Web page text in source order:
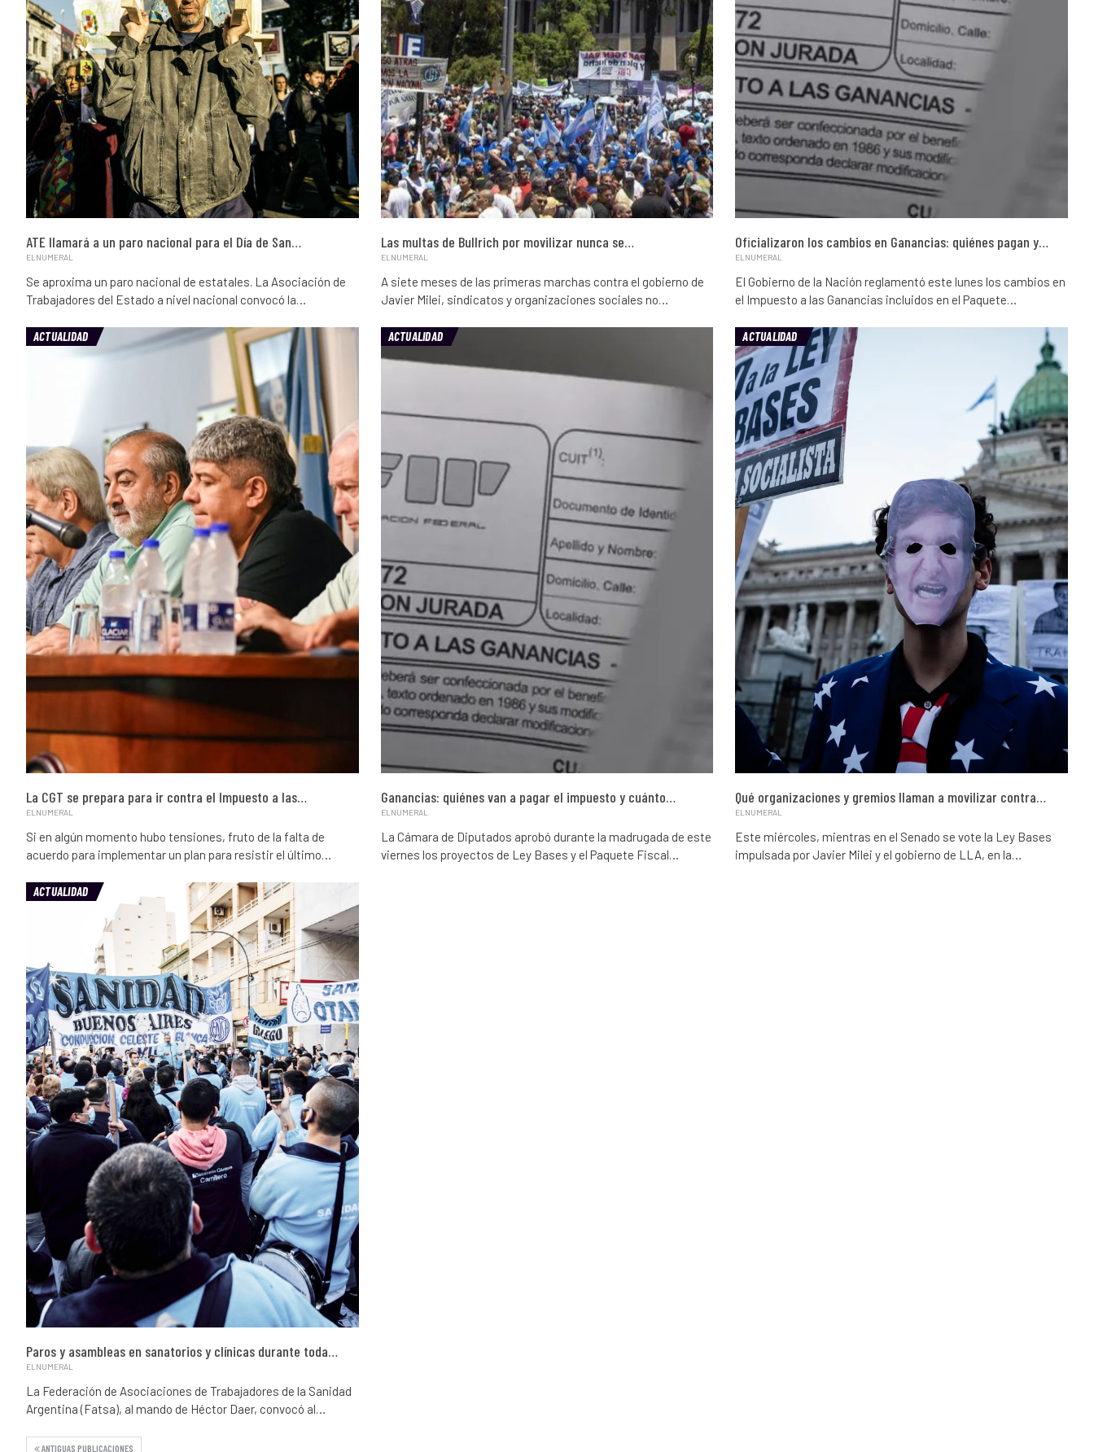
ATE llamará a un paro nacional para el Día de San…
ELNUMERAL
Se aproxima un paro nacional de estatales. La Asociación de
Trabajadores del Estado a nivel nacional convocó la…
Las multas de Bullrich por movilizar nunca se…
ELNUMERAL
A siete meses de las primeras marchas contra el gobierno de
Javier Milei, sindicatos y organizaciones sociales no…
Oficializaron los cambios en Ganancias: quiénes pagan y…
ELNUMERAL
El Gobierno de la Nación reglamentó este lunes los cambios en
el Impuesto a las Ganancias incluidos en el Paquete…
ACTUALIDAD
La CGT se prepara para ir contra el Impuesto a las…
ELNUMERAL
Si en algún momento hubo tensiones, fruto de la falta de
acuerdo para implementar un plan para resistir el último…
ACTUALIDAD
Ganancias: quiénes van a pagar el impuesto y cuánto…
ELNUMERAL
La Cámara de Diputados aprobó durante la madrugada de este
viernes los proyectos de Ley Bases y el Paquete Fiscal…
ACTUALIDAD
Qué organizaciones y gremios llaman a movilizar contra…
ELNUMERAL
Este miércoles, mientras en el Senado se vote la Ley Bases
impulsada por Javier Milei y el gobierno de LLA, en la…
ACTUALIDAD
Paros y asambleas en sanatorios y clínicas durante toda…
ELNUMERAL
La Federación de Asociaciones de Trabajadores de la Sanidad
Argentina (Fatsa), al mando de Héctor Daer, convocó al…
ANTIGUAS PUBLICACIONES